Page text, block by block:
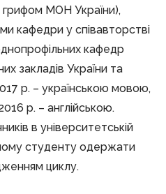
грифом МОН України),
кафедри у співавторстві
кафедр
закладів України та
р. – українською мовою,
р. – англійською.
в університетській
студенту одержати
циклу.